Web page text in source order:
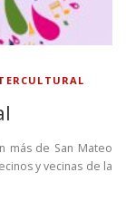
más de San Mateo
y vecinas de la